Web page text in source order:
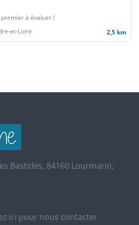
premier à évaluer !
et-Loire
2,5 km
Bastides, 84160 Lourmarin,
ici pour nous contacter